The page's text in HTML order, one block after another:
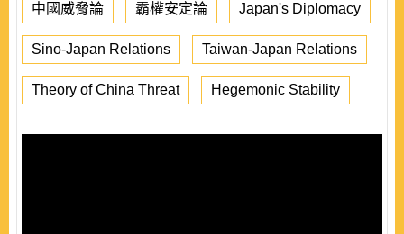
中國威脅論 霸權安定論 Japan's Diplomacy
Sino-Japan Relations Taiwan-Japan Relations
Theory of China Threat Hegemonic Stability